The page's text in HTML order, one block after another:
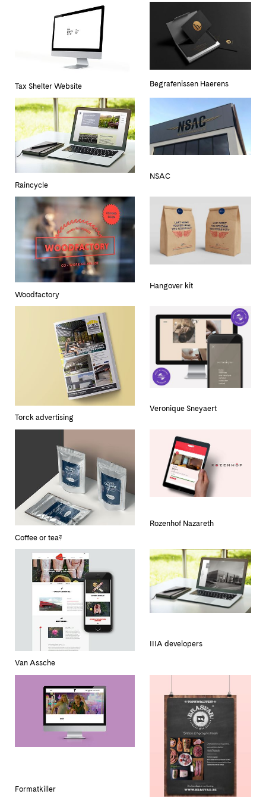
Tax Shelter Website Begrafenissen Haerens
Raincycle
NSAC
Woodfactory
Hangover kit
Torck advertising
Veronique Sneyaert
Coffee or tea?
Rozenhof Nazareth
Van Assche
IIIA developers
Formatkiller